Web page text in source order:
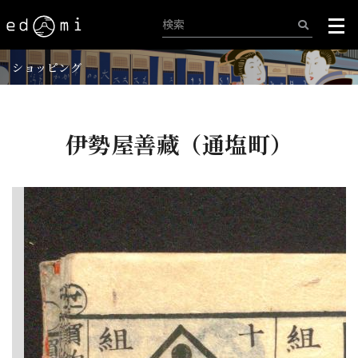
ショッピング
伊勢屋善藏（通塩町）
+
-
500/515